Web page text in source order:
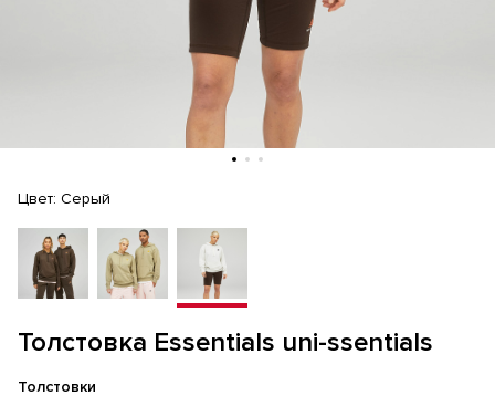
Толстовка Essentials uni-ssentials
Толстовки
Цвет: Серый